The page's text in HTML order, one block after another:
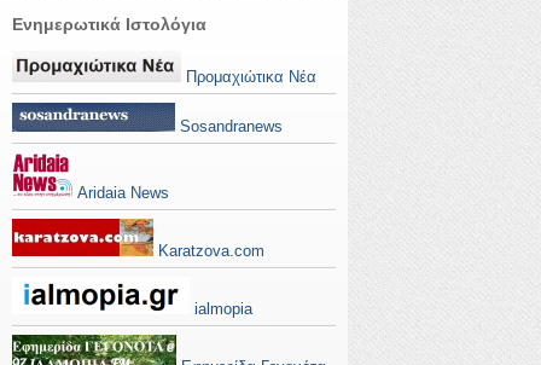
Ενημερωτικά Ιστολόγια
Προμαχιώτικα Νέα
Sosandranews
Aridaia News
Karatzova.com
ialmopia